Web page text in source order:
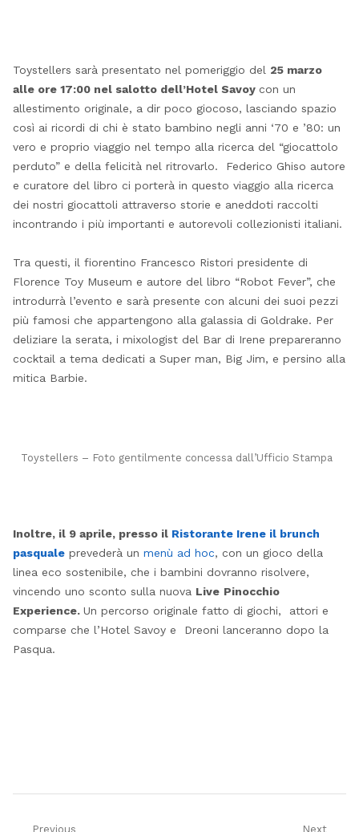
Toystellers sarà presentato nel pomeriggio del 25 marzo
alle ore 17:00 nel salotto dell’Hotel Savoy con un
allestimento originale, a dir poco giocoso, lasciando spazio
così ai ricordi di chi è stato bambino negli anni ‘70 e ’80: un
vero e proprio viaggio nel tempo alla ricerca del “giocattolo
perduto” e della felicità nel ritrovarlo. Federico Ghiso autore
e curatore del libro ci porterà in questo viaggio alla ricerca
dei nostri giocattoli attraverso storie e aneddoti raccolti
incontrando i più importanti e autorevoli collezionisti italiani.
Tra questi, il fiorentino Francesco Ristori presidente di
Florence Toy Museum e autore del libro “Robot Fever”, che
introdurrà l’evento e sarà presente con alcuni dei suoi pezzi
più famosi che appartengono alla galassia di Goldrake. Per
deliziare la serata, i mixologist del Bar di Irene prepareranno
cocktail a tema dedicati a Super man, Big Jim, e persino alla
mitica Barbie.
Toystellers – Foto gentilmente concessa dall’Ufficio Stampa
Inoltre, il 9 aprile, presso il Ristorante Irene il brunch
pasqualeprevederà un menù ad hoc, con un gioco della
linea eco sostenibile, che i bambini dovranno risolvere,
vincendo uno sconto sulla nuova Live Pinocchio
Experience. Un percorso originale fatto di giochi, attori e
comparse che l’Hotel Savoy e Dreoni lanceranno dopo la
Pasqua.
Previous Next